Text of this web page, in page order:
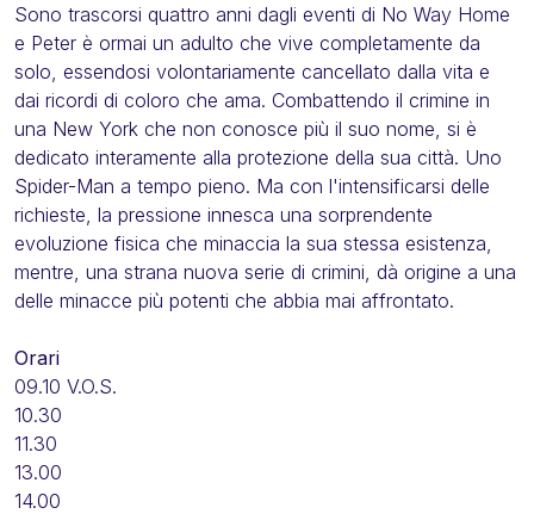
Sono trascorsi quattro anni dagli eventi di No Way Home
e Peter è ormai un adulto che vive completamente da
solo, essendosi volontariamente cancellato dalla vita e
dai ricordi di coloro che ama. Combattendo il crimine in
una New York che non conosce più il suo nome, si è
dedicato interamente alla protezione della sua città. Uno
Spider-Man a tempo pieno. Ma con l'intensificarsi delle
richieste, la pressione innesca una sorprendente
evoluzione fisica che minaccia la sua stessa esistenza,
mentre, una strana nuova serie di crimini, dà origine a una
delle minacce più potenti che abbia mai affrontato.
Orari
09.10 V.O.S.
10.30
11.30
13.00
14.00